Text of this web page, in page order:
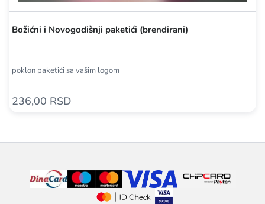
Božićni i Novogodišnji paketići (brendirani)
poklon paketići sa vašim logom
236,00 RSD